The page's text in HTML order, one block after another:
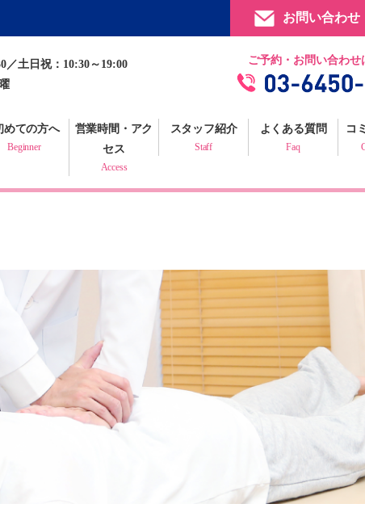
お問い合わせ
／土日祝：10:30～19:00
ご予約・お問い合わせ
めての方へ
Beginner
ライン健康調査票
営業時間・アク
セス
Access
スタッフ紹介
Staff
よくある質問
Faq
コ
提携施設
フィジックスマイルギャ
プロフェッショナルから